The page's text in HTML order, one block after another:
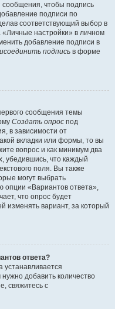
сообщения, чтобы подпись
подписи по
соответствующий выбор в
настройки» в личном
добавление подписи в
подпись в форме
сообщения темы
Создать опрос под
в зависимости от
вкладки или формы, то вы
вопрос и как минимум два
убедившись, что каждый
поля. Вы также
могут выбрать
опции «Вариантов ответа»,
что опрос будет
изменять вариант, за который
ответа?
устанавливается
добавить количество
свяжитесь с